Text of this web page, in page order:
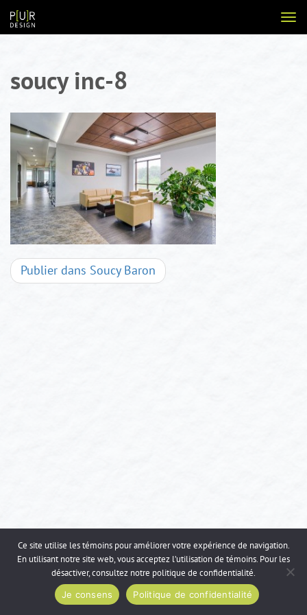
contenu
soucy inc-8
Navigation
Publier dans Soucy Baron
Voir
Ce site utilise les témoins pour améliorer votre expérience de navigation.
En utilisant notre site web, vous acceptez l’utilisation de témoins. Pour les
désactiver, consultez notre politique de confidentialité.
Je consens
Politique de confidentialité